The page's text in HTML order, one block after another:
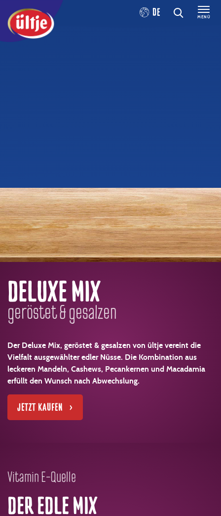
DE MENÜ
DELUXE MIX
geröstet & gesalzen
Der Deluxe Mix, geröstet & gesalzen von ültje vereint die
Vielfalt ausgewählter edler Nüsse. Die Kombination aus
leckeren Mandeln, Cashews, Pecankernen und Macadamia
erfüllt den Wunsch nach Abwechslung.
JETZT KAUFEN
Vitamin E-Quelle
DER EDLE MIX